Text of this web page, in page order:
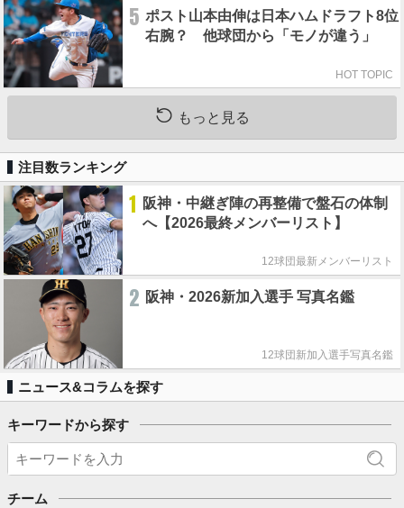
5 ポスト山本由伸は日本ハムドラフト8位
右腕？ 他球団から「モノが違う」
HOT TOPIC
もっと見る
注目数ランキング
1 阪神・中継ぎ陣の再整備で盤石の体制
へ【2026最終メンバーリスト】
12球団最新メンバーリスト
2 阪神・2026新加入選手 写真名鑑
12球団新加入選手写真名鑑
ニュース&コラムを探す
キーワードから探す
チーム